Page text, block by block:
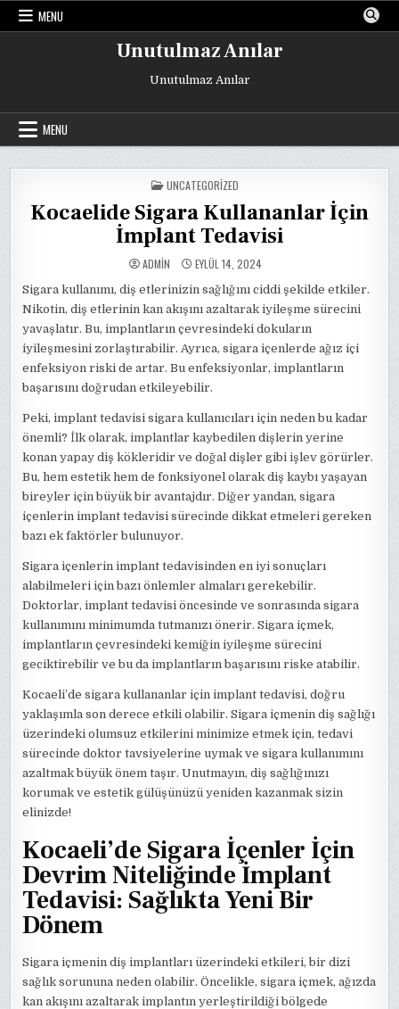
Skip
MENU
Unutulmaz Anılar
Unutulmaz Anılar
MENU
POSTED
IN
UNCATEGORIZED
Kocaelide Sigara Kullananlar İçin
İmplant Tedavisi
ADMIN EYLÜL 14, 2024
Sigara kullanımı, diş etlerinizin sağlığını ciddi şekilde etkiler.
Nikotin, diş etlerinin kan akışını azaltarak iyileşme sürecini
yavaşlatır. Bu, implantların çevresindeki dokuların
iyileşmesini zorlaştırabilir. Ayrıca, sigara içenlerde ağız içi
enfeksiyon riski de artar. Bu enfeksiyonlar, implantların
başarısını doğrudan etkileyebilir.
Peki, implant tedavisi sigara kullanıcıları için neden bu kadar
önemli? İlk olarak, implantlar kaybedilen dişlerin yerine
konan yapay diş kökleridir ve doğal dişler gibi işlev görürler.
Bu, hem estetik hem de fonksiyonel olarak diş kaybı yaşayan
bireyler için büyük bir avantajdır. Diğer yandan, sigara
içenlerin implant tedavisi sürecinde dikkat etmeleri gereken
bazı ek faktörler bulunuyor.
Sigara içenlerin implant tedavisinden en iyi sonuçları
alabilmeleri için bazı önlemler almaları gerekebilir.
Doktorlar, implant tedavisi öncesinde ve sonrasında sigara
kullanımını minimumda tutmanızı önerir. Sigara içmek,
implantların çevresindeki kemiğin iyileşme sürecini
geciktirebilir ve bu da implantların başarısını riske atabilir.
Kocaeli’de sigara kullananlar için implant tedavisi, doğru
yaklaşımla son derece etkili olabilir. Sigara içmenin diş sağlığı
üzerindeki olumsuz etkilerini minimize etmek için, tedavi
sürecinde doktor tavsiyelerine uymak ve sigara kullanımını
azaltmak büyük önem taşır. Unutmayın, diş sağlığınızı
korumak ve estetik gülüşünüzü yeniden kazanmak sizin
elinizde!
Kocaeli’de Sigara İçenler İçin
Devrim Niteliğinde İmplant
Tedavisi: Sağlıkta Yeni Bir
Dönem
Sigara içmenin diş implantları üzerindeki etkileri, bir dizi
sağlık sorununa neden olabilir. Öncelikle, sigara içmek, ağızda
kan akışını azaltarak implantın yerleştirildiği bölgede